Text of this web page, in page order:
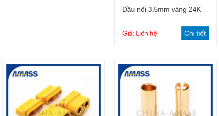
Giỏ hàng
Đầu nối 3.5mm vàng 24K
Giá: Liên hệ Chi tiết